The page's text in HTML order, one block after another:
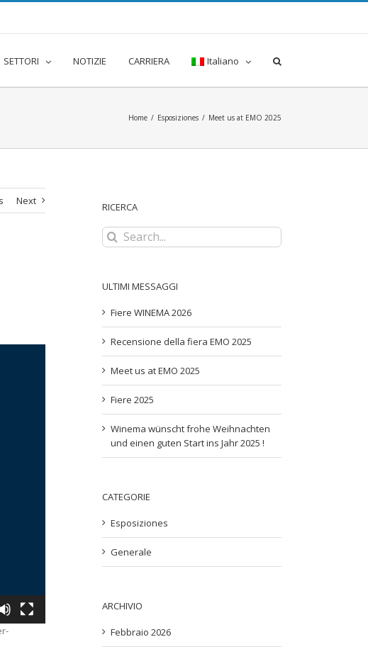
SETTORI NOTIZIE CARRIERA Italiano
Home / Esposiziones / Meet us at EMO 2025
Next
RICERCA
Search
for:
ULTIMI MESSAGGI
Fiere WINEMA 2026
Recensione della fiera EMO 2025
Meet us at EMO 2025
Fiere 2025
Winema wünscht frohe Weihnachten
und einen guten Start ins Jahr 2025 !
CATEGORIE
Esposiziones
Generale
ARCHIVIO
Febbraio 2026